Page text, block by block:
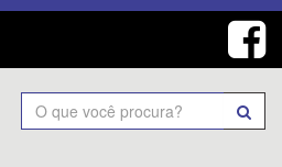
Search